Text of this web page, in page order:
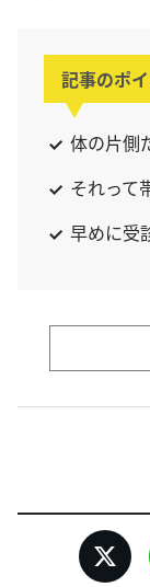
記事のポ
体の片
それって
早めに受